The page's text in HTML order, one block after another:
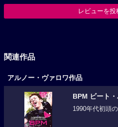
レビューを投
関連作品
アルノー・ヴァロワ作品
BPM ビート
1990年代初頭